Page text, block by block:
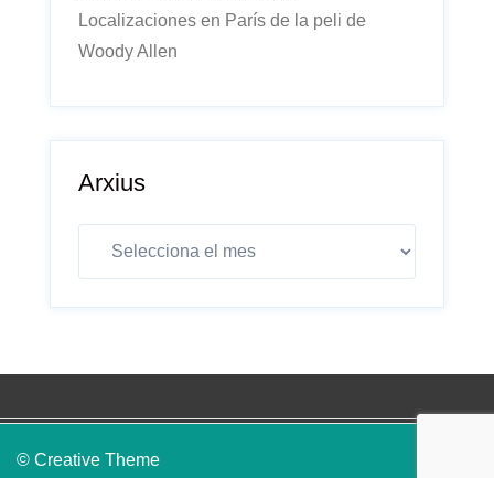
Localizaciones en París de la peli de
Woody Allen
Arxius
© Creative Theme